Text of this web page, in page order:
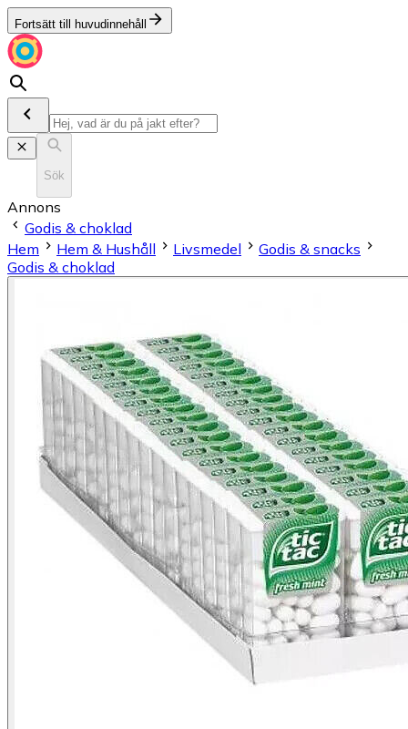
Fortsätt till huvudinnehåll
Sök
Annons
Godis & choklad
Hem
Hem & Hushåll Livsmedel
Godis & snacks
Godis & choklad